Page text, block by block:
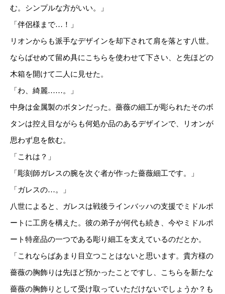
む。シンプルな方がいい。」
「伴侶様まで…！」
リオンからも派手なデザインを却下されて肩を落とす八世。
ならばせめて留め具にこちらを使わせて下さい、と先ほどの
木箱を開けて二人に見せた。
「わ、綺麗……。」
中身は金属製のボタンだった。薔薇の細工が彫られたそのボ
タンは控え目ながらも何処か品のあるデザインで、リオンが
思わず息を飲む。
「これは？」
「彫刻師ガレスの腕を次ぐ者が作った薔薇細工です。」
「ガレスの…。」
八世によると、ガレスは戦後ラインバッハの支援でミドルポ
ートに工房を構えた。彼の弟子が何代も続き、今やミドルポ
ート特産品の一つである彫り細工を支えているのだとか。
「これならばあまり目立つことはないと思います。貴方様の
薔薇の胸飾りは先ほど預かったことですし、こちらを新たな
薔薇の胸飾りとして受け取っていただけないでしょうか？も